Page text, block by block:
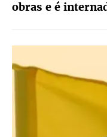
obras e é